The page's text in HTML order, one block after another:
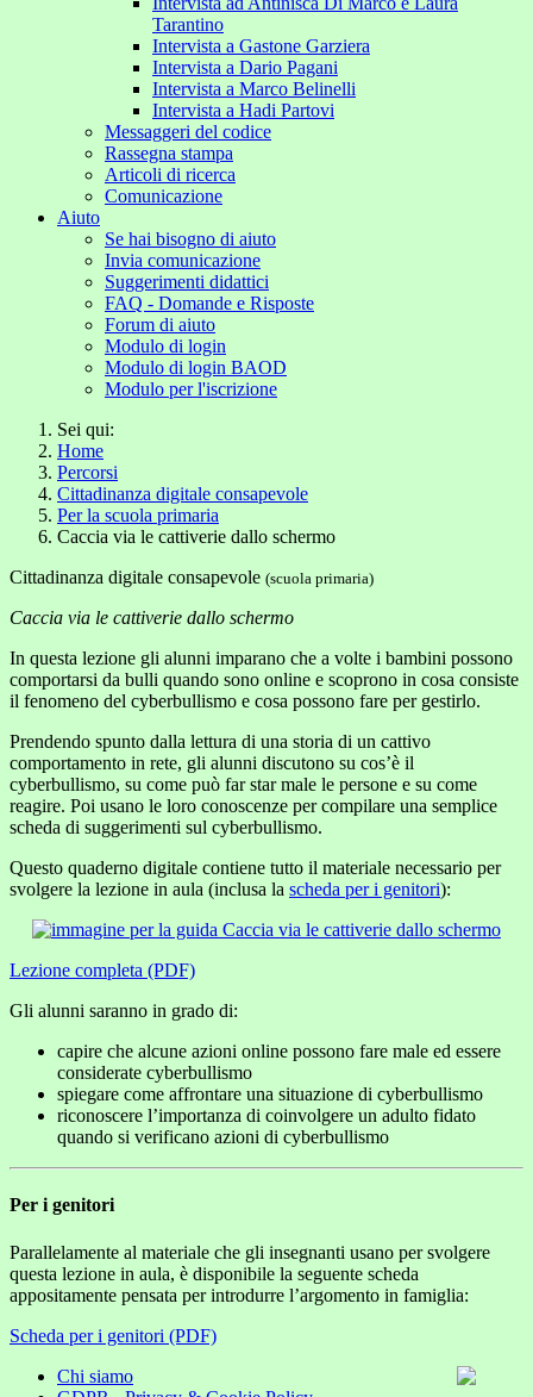
Tarantino
Intervista a Gastone Garziera
Intervista a Dario Pagani
Intervista a Marco Belinelli
Intervista a Hadi Partovi
Messaggeri del codice
Rassegna stampa
Articoli di ricerca
Comunicazione
Aiuto
Se hai bisogno di aiuto
Invia comunicazione
Suggerimenti didattici
FAQ - Domande e Risposte
Forum di aiuto
Modulo di login
Modulo di login BAOD
Modulo per l'iscrizione
Sei qui:
Home
Percorsi
Cittadinanza digitale consapevole
Per la scuola primaria
Caccia via le cattiverie dallo schermo
Cittadinanza digitale consapevole (scuola primaria)
Caccia via le cattiverie dallo schermo
In questa lezione gli alunni imparano che a volte i bambini possono
comportarsi da bulli quando sono online e scoprono in cosa consiste
il fenomeno del cyberbullismo e cosa possono fare per gestirlo.
Prendendo spunto dalla lettura di una storia di un cattivo
comportamento in rete, gli alunni discutono su cos’è il
cyberbullismo, su come può far star male le persone e su come
reagire. Poi usano le loro conoscenze per compilare una semplice
scheda di suggerimenti sul cyberbullismo.
Questo quaderno digitale contiene tutto il materiale necessario per
svolgere la lezione in aula (inclusa la scheda per i genitori):
Lezione completa (PDF)
Gli alunni saranno in grado di:
capire che alcune azioni online possono fare male ed essere
considerate cyberbullismo
spiegare come affrontare una situazione di cyberbullismo
riconoscere l’importanza di coinvolgere un adulto fidato
quando si verificano azioni di cyberbullismo
Per i genitori
Parallelamente al materiale che gli insegnanti usano per svolgere
questa lezione in aula, è disponibile la seguente scheda
appositamente pensata per introdurre l’argomento in famiglia:
Scheda per i genitori (PDF)
Chi siamo